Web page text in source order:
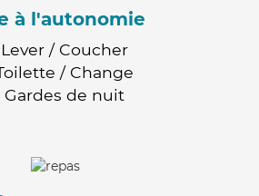
à l'autonomie
Lever / Coucher
/ Change
Gardes de nuit